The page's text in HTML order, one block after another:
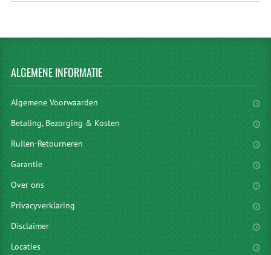
ALGEMENEINFORMATIE
Algemene Voorwaarden
Betaling, Bezorging & Kosten
Ruilen-Retourneren
Garantie
Over ons
Privacyverklaring
Disclaimer
Locaties